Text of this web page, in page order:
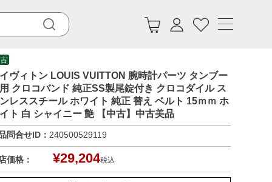
ヴィトン LOUIS VUITTON 腕時計パーツ タンブー
クロコバンド 純正SS製尾錠付き クロコダイル ス
レススチール ホワイト 純正 替え ベルト 15ｍｍ ホ
ト 白 シャイニー 艶 【中古】中古美品
問合せID： 240500529119
価格： ¥29,204税込